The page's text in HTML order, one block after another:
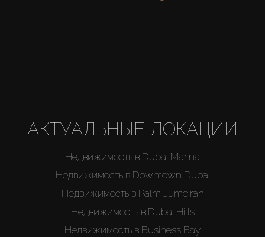
АКТУАЛЬНЫЕ ЛОКАЦИИ
Недвижимость в Dubai Marina
Недвижимость в Downtown Dubai
Недвижимость в Palm Jumeirah
Недвижимость в Dubai Hills
Недвижимость в Business Bay